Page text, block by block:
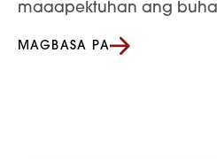
maaapektuhan ang
MAGBASA PA